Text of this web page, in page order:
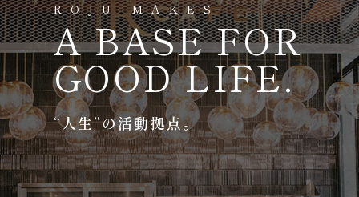
ROJU MAKES
A BASE FOR
GOOD LIFE.
“人生”の活動拠点。